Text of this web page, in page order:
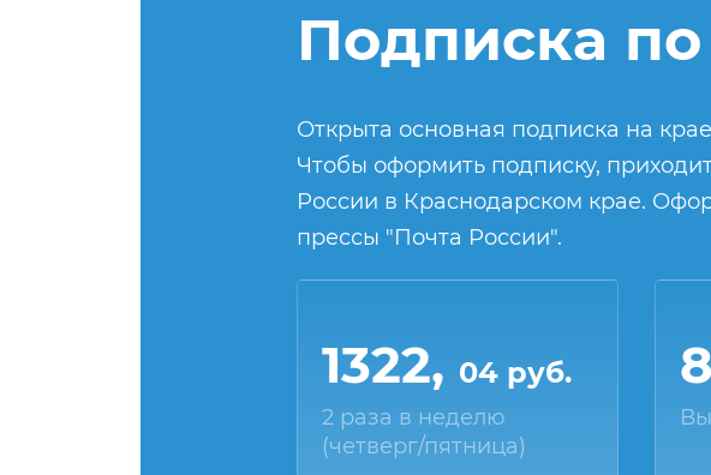
Подписка
Открыта основная подписка на
Чтобы оформить подписку,
России в Краснодарском крае.
прессы "Почта России".
1322, 04 руб.
2 раза в неделю
(четверг/пятница)